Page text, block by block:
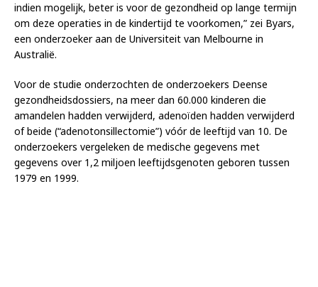
indien mogelijk, beter is voor de gezondheid op lange termijn
om deze operaties in de kindertijd te voorkomen,” zei Byars,
een onderzoeker aan de Universiteit van Melbourne in
Australië.
Voor de studie onderzochten de onderzoekers Deense
gezondheidsdossiers, na meer dan 60.000 kinderen die
amandelen hadden verwijderd, adenoïden hadden verwijderd
of beide (“adenotonsillectomie”) vóór de leeftijd van 10. De
onderzoekers vergeleken de medische gegevens met
gegevens over 1,2 miljoen leeftijdsgenoten geboren tussen
1979 en 1999.